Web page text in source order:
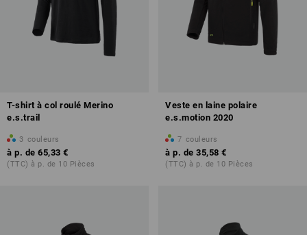
T-shirt à col roulé Merino
e.s.trail
3 couleurs
à p. de 65,33 €
(TTC) à p. de 10 Pièces
Veste en laine polaire
e.s.motion 2020
7 couleurs
à p. de 35,58 €
(TTC) à p. de 10 Pièces